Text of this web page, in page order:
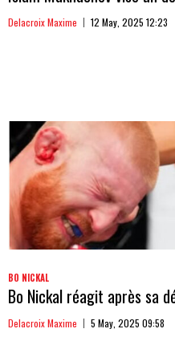
Delacroix Maxime 12 May, 2025 12:23
BO NICKAL
Bo Nickal réagit après sa
Delacroix Maxime 5 May, 2025 09:58